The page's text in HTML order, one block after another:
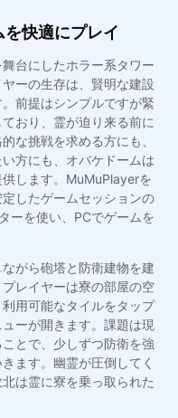
快適にプレイ
台にしたホラー系タワー
ーの生存は、賢明な建設
前提はシンプルですが緊
おり、霊が迫り来る前に
な挑戦を求める方にも、
方にも、オバケドームは
します。MuMuPlayerを
したゲームセッションの
ーを使い、PCでゲームを
がら砲塔と防衛建物を建
レイヤーは寮の部屋の空
用可能なタイルをタップ
ーが開きます。課題は現
とで、少しずつ防衛を強
ます。幽霊が圧倒してく
は霊に寮を乗っ取られた